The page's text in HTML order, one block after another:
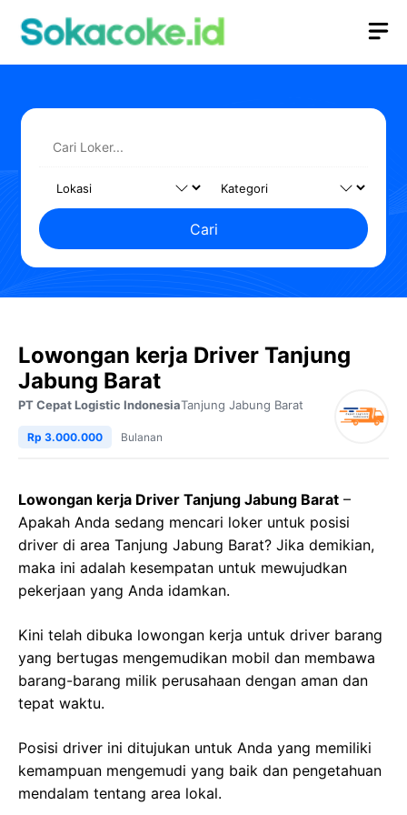
Cari
Lowongan kerja Driver Tanjung
Jabung Barat
PT Cepat Logistic IndonesiaTanjung Jabung Barat
Rp 3.000.000 Bulanan
Lowongan kerja Driver Tanjung Jabung Barat –
Apakah Anda sedang mencari loker untuk posisi
driver di area Tanjung Jabung Barat? Jika demikian,
maka ini adalah kesempatan untuk mewujudkan
pekerjaan yang Anda idamkan.
Kini telah dibuka lowongan kerja untuk driver barang
yang bertugas mengemudikan mobil dan membawa
barang-barang milik perusahaan dengan aman dan
tepat waktu.
Posisi driver ini ditujukan untuk Anda yang memiliki
kemampuan mengemudi yang baik dan pengetahuan
mendalam tentang area lokal.